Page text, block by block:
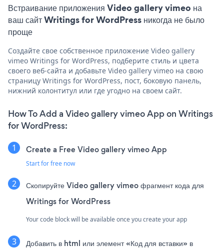
Встраивание приложения Video gallery vimeo на
ваш сайт Writings for WordPress никогда не было
проще
Создайте свое собственное приложение Video gallery
vimeo Writings for WordPress, подберите стиль и цвета
своего веб-сайта и добавьте Video gallery vimeo на свою
страницу Writings for WordPress, пост, боковую панель,
нижний колонтитул или где угодно на своем сайт.
How To Add a Video gallery vimeo App on Writings
for WordPress:
Create a Free Video gallery vimeo App
Start for free now
Скопируйте Video gallery vimeo фрагмент кода для
Writings for WordPress
Your code block will be available once you create your app
Добавить в html или элемент «Код для вставки» в